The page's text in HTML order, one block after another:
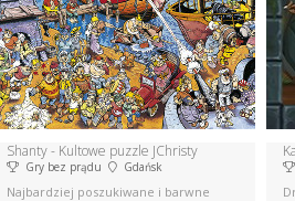
Shanty - Kultowe puzzle JChristy
Gry bez prądu Gdańsk
Najbardziej poszukiwane i barwne